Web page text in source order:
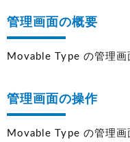
管理画面の概要
Movable Type の管理画
管理画面の操作
Movable Type の管理画